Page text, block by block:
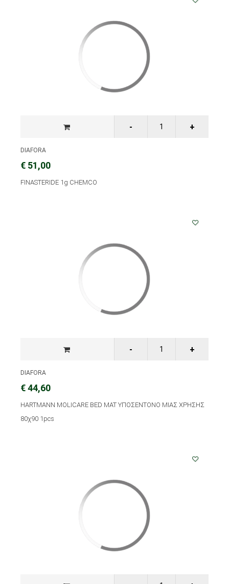
DIAFORA
€ 51,00
FINASTERIDE 1g CHEMCO
DIAFORA
€ 44,60
HARTMANN MOLICARE BED MAT ΥΠΟΣΕΝΤΟΝΟ ΜΙΑΣ ΧΡΗΣΗΣ
80χ90 1pcs